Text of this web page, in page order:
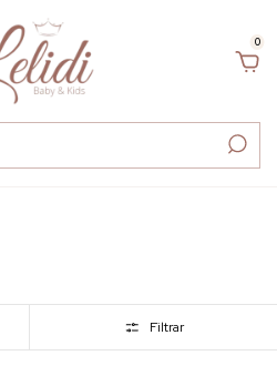
0
Filtrar